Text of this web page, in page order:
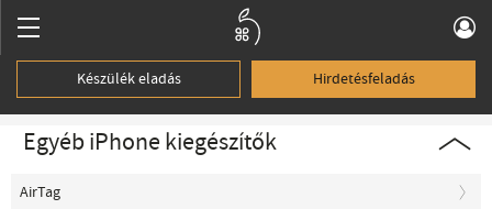
Készülék eladás Hirdetésfeladás
Egyéb iPhone kiegészítők
AirTag